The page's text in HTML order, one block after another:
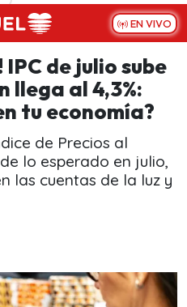
EN VIVO
de julio sube
llega al 4,3%:
tu economía?
de Precios al
lo esperado en julio,
las cuentas de la luz y